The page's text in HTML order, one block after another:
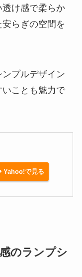
け感で柔らか
らぎの空間を
プルデザイン
ことも魅力で
Yahoo!で見る
のランプシ